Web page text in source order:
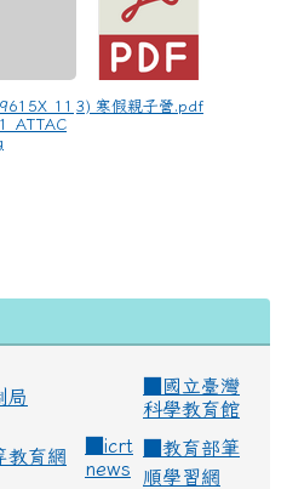
3) 寒假親子營.pdf
局
國立臺灣
科學教育館
教育網
icrt
news
教育部筆
順學習網